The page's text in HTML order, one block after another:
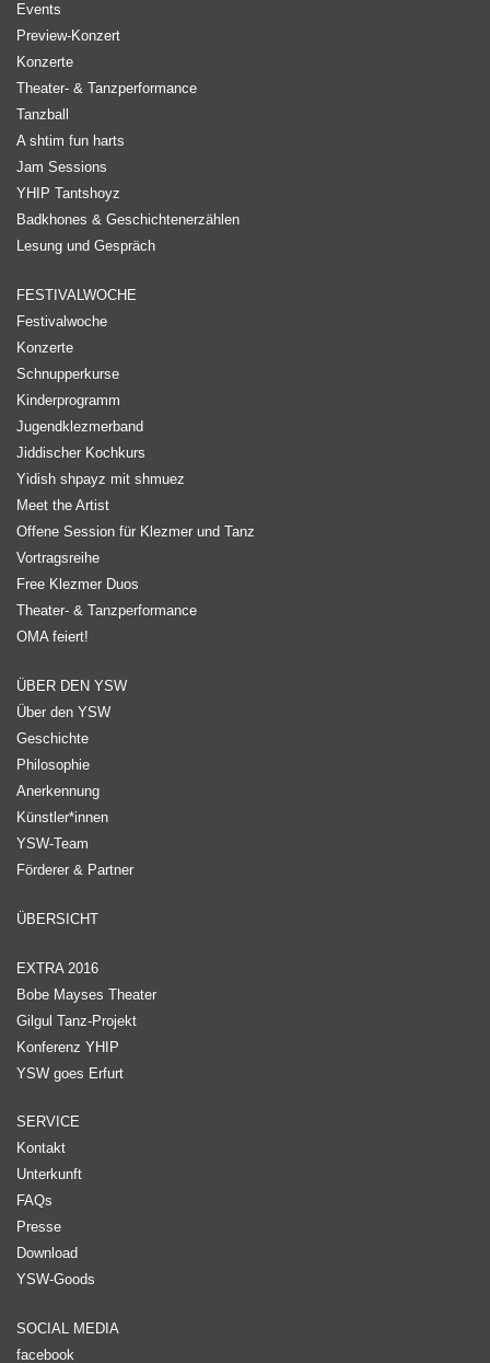
Events
Preview-Konzert
Konzerte
Theater- & Tanzperformance
Tanzball
A shtim fun harts
Jam Sessions
YHIP Tantshoyz
Badkhones & Geschichtenerzählen
Lesung und Gespräch
FESTIVALWOCHE
Festivalwoche
Konzerte
Schnupperkurse
Kinderprogramm
Jugendklezmerband
Jiddischer Kochkurs
Yidish shpayz mit shmuez
Meet the Artist
Offene Session für Klezmer und Tanz
Vortragsreihe
Free Klezmer Duos
Theater- & Tanzperformance
OMA feiert!
ÜBER DEN YSW
Über den YSW
Geschichte
Philosophie
Anerkennung
Künstler*innen
YSW-Team
Förderer & Partner
ÜBERSICHT
EXTRA 2016
Bobe Mayses Theater
Gilgul Tanz-Projekt
Konferenz YHIP
YSW goes Erfurt
SERVICE
Kontakt
Unterkunft
FAQs
Presse
Download
YSW-Goods
SOCIAL MEDIA
facebook